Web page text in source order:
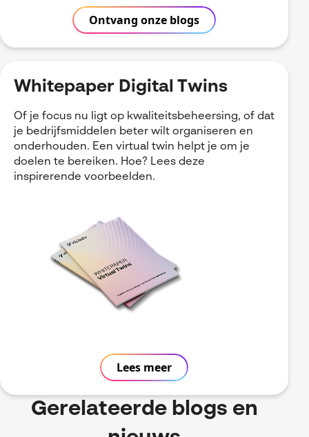
Ontvang onze blogs
Whitepaper Digital Twins
Of je focus nu ligt op kwaliteitsbeheersing, of dat
je bedrijfsmiddelen beter wilt organiseren en
onderhouden. Een virtual twin helpt je om je
doelen te bereiken. Hoe? Lees deze
inspirerende voorbeelden.
Lees meer
Gerelateerde blogs en